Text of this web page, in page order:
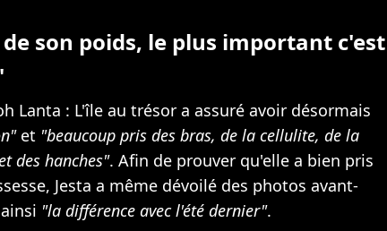
de son poids, le plus important c'est
Lanta : L'île au trésor a assuré avoir désormais
et "beaucoup pris des bras, de la cellulite, de la
des hanches". Afin de prouver qu'elle a bien pris
Jesta a même dévoilé des photos avant-
"la différence avec l'été dernier".